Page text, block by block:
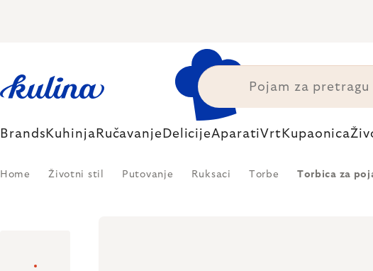
Brands Kuhinja Ručavanje DelicijeAparatiVrt Kupaonica
Home Životni stil Putovanje Ruksaci Torbe Torbica za